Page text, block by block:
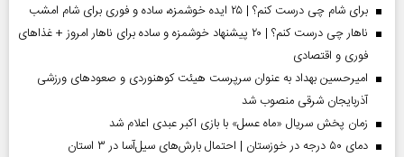
برای شام چی درست کنم؟ | ۲۵ ایده خوشمزه، ساده و فوری برای شام امشب
ناهار چی درست کنم؟ | ۲۰ پیشنهاد خوشمزه و ساده برای ناهار امروز + غذاهای
فوری و اقتصادی
امیرحسین بهداد به عنوان سرپرست هیئت کوهنوردی و صعودهای ورزشی
آذربایجان شرقی منصوب شد
زمان پخش سریال «ماه عسل» با بازی اکبر عبدی اعلام شد
دمای ۵۰ درجه در خوزستان | احتمال بارش‌های سیل‌آسا در ۳ استان